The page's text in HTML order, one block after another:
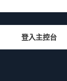
登入主控台